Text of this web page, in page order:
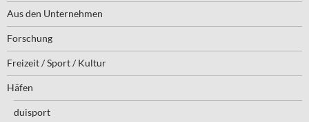
Aus den Unternehmen
Forschung
Freizeit / Sport / Kultur
Häfen
duisport